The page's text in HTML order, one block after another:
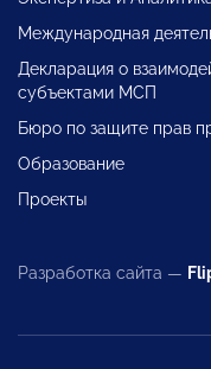
Международная
Декларация о
субъектами МСП
Бюро по защите прав
Образование
Проекты
Разработка сайта —